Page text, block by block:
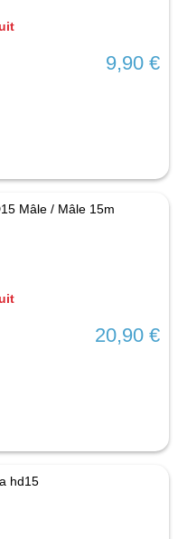
9,90 €
Mâle / Mâle 15m
20,90 €
hd15